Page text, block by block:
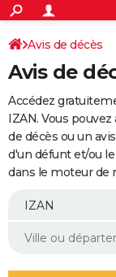
ACTUALITÉS
Politique
Société
Faits Divers
Education
Monde
Villes
+
SPORT
Coupe du monde
Football
Tennis
Cyclisme
Rugby
Forum
Programme TV
TNT
Streaming
Cinéma
Sorties cinéma
Musique
+
FINANCE
Retraite
Impôts
Epargne
Immobilier
Risques naturels par
Banque
Assurance
Crédit
AUTO
Essais
Réserver un essai
Citadines
Berlines
SUV
Forum auto
+
Mobiles
Meilleur smartphone
Internet
Ordinateurs
Jeux vidéo
Guide high-tech
Aménagement
Avis de décès
Avis de
Accédez
IZAN. Vous
de décès ou un
d'un défunt et/ou
dans le moteur de